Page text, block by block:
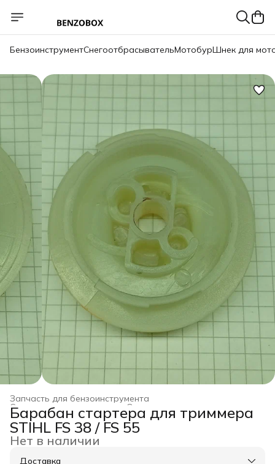
БензоинструментСнегоотбрасывательМотобурШнек для
Запчасть для бензоинструмента
Оснастка для инструмента
Строительство и ремонт
Главная ›
Барабан стартера для триммера
STIHL FS 38 / FS 55
Нет в наличии
Доставка